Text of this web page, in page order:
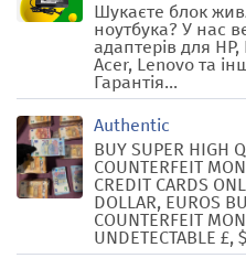
Шукаєте блок
ноутбука? У нас
адаптерів для
Acer, Lenovo та
Гарантія...
Authentic
BUY SUPER HIGH
COUNTERFEIT
CREDIT CARDS
DOLLAR, EUROS
COUNTERFEIT
UNDETECTABLE £,